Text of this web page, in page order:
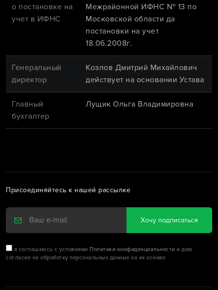
о постановке на
учет в ИФНС
Межрайонной ИФНС № 13 по
Московской области да
постановки на учет
18.06.2008г.
Генеральный
директор
Козлов Дмитрий Михайлович
действует на основании Устава
Главный
бухгалтер
Лущик Ольга Владимировна
Присоединяйтесь к нашей рассылке
Хочу подписаться
я соглашаюсь с условиями Политики конфиденциальности и даю
согласие на обработку персональных данных на их основе